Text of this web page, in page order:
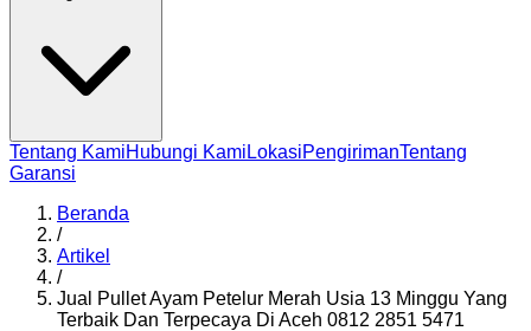
Tentang KamiHubungi Kami LokasiPengirimanTentang
Garansi
Beranda
/
Artikel
/
Jual Pullet Ayam Petelur Merah Usia 13 Minggu Yang
Terbaik Dan Terpecaya Di Aceh 0812 2851 5471